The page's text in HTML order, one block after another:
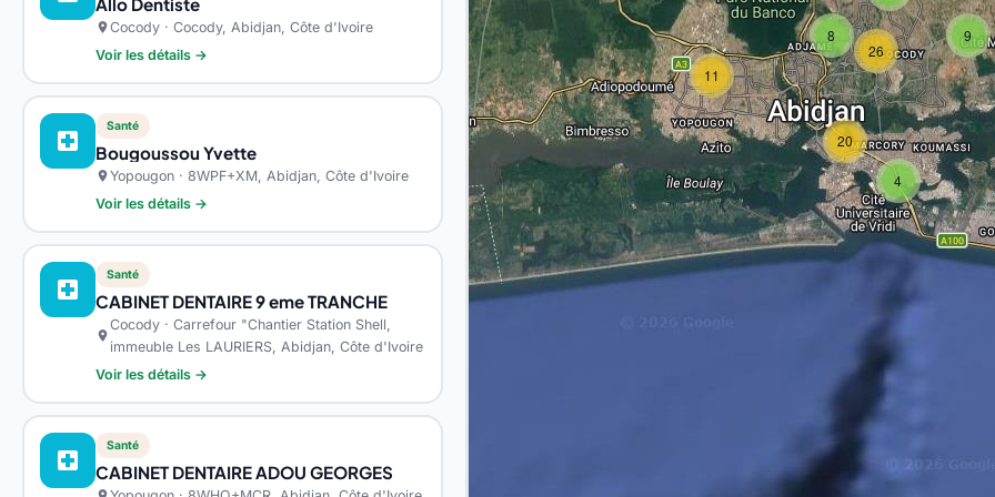
location_onCocody · Cocody, Abidjan, Côte d'Ivoire
Voir les détails →
local_hospital
Santé
Bougoussou Yvette
location_onYopougon · 8WPF+XM, Abidjan, Côte d'Ivoire
Voir les détails →
local_hospital
Santé
CABINET DENTAIRE 9 eme TRANCHE
location_on
Cocody · Carrefour "Chantier Station Shell,
immeuble Les LAURIERS, Abidjan, Côte d'Ivoire
Voir les détails →
local_hospital
Santé
CABINET DENTAIRE ADOU GEORGES
4
11
8 9
20
26